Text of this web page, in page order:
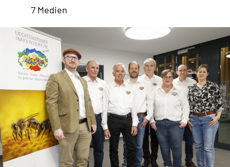
7 Medien